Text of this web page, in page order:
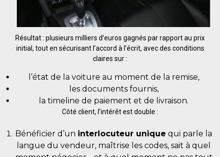
Résultat : plusieurs milliers d’euros gagnés par rapport au prix
initial, tout en sécurisant l’accord à l’écrit, avec des conditions
claires sur :
l’état de la voiture au moment de la remise,
les documents fournis,
la timeline de paiement et de livraison.
Côté client, l’intérêt est double :
Bénéficier d’un interlocuteur unique qui parle la
langue du vendeur, maîtrise les codes, sait à quel